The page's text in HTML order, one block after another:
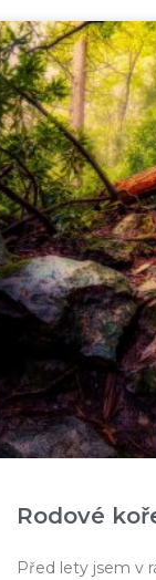
Rodové
Před lety jsem v